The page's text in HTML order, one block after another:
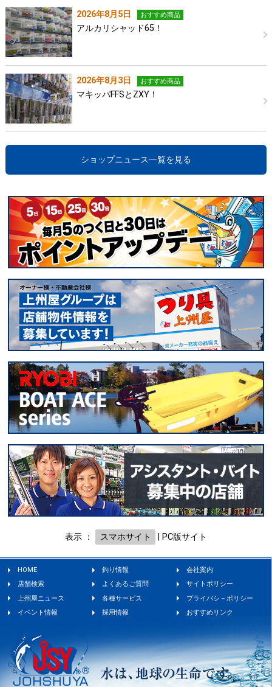
2026年8月5日 おすすめ商品
アルカリシャッド65！
2026年8月3日 おすすめ商品
マキッパFFSとZXY！
ショップニュース一覧を見る
表示 ： スマホサイト PC版サイト
HOME 釣り情報
会社案内
店舗検索
よくあるご質問
サイトポリシー
上州屋ニュース
各種サービス
プライバシ－ポリシー
イベント情報
採用情報 おすすめリンク